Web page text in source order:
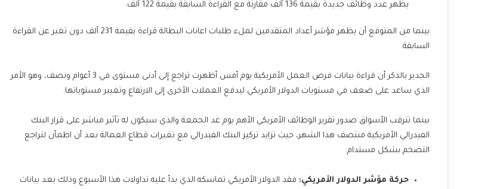
يظهر عدد وظائف جديدة بقيمة 136 ألف مقارنة مع القراءة السابقة بقيمة 122 ألف.
بينما من المتوقع أن يظهر مؤشر أعداد المتقدمين لملء طلبات اعانات البطالة قراءة بقيمة 231 ألف دون تغير عن القراءة
السابقة.
الجدير بالذكر أن قراءة بيانات فرص العمل الأمريكية يوم أمس أظهرت تراجع إلى أدنى مستوى في 3 أعوام ونصف، وهو الأمر
الذي ساعد على ضعف في مستويات الدولار الأمريكي ليدفع العملات الأخرى إلى الارتفاع وتغيير مستوياتها.
بينما تترقب الأسواق صدور تقرير الوظائف الأمريكي الأهم يوم غد الجمعة والذي سيكون له تأثير مباشر على قرار البنك
الفيدرالي الأمريكية منتصف هذا الشهر، حيث تزايد تركيز البنك الفيدرالي مع تغيرات قطاع العمالة بعد أن اطمأن لتراجع
التضخم بشكل مستدام.
حركة مؤشر الدولار الأمريكي: فقد الدولار الأمريكي تماسكه الذي بدأ عليه تداولات هذا الأسبوع وذلك بعد بيانات